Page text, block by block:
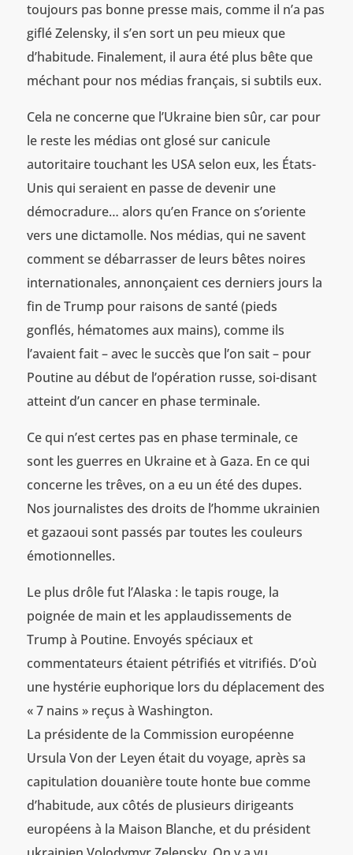
toujours pas bonne presse mais, comme il n’a pas
giflé Zelensky, il s’en sort un peu mieux que
d’habitude. Finalement, il aura été plus bête que
méchant pour nos médias français, si subtils eux.
Cela ne concerne que l’Ukraine bien sûr, car pour
le reste les médias ont glosé sur canicule
autoritaire touchant les USA selon eux, les États-
Unis qui seraient en passe de devenir une
démocradure… alors qu’en France on s’oriente
vers une dictamolle. Nos médias, qui ne savent
comment se débarrasser de leurs bêtes noires
internationales, annonçaient ces derniers jours la
fin de Trump pour raisons de santé (pieds
gonflés, hématomes aux mains), comme ils
l’avaient fait – avec le succès que l’on sait – pour
Poutine au début de l’opération russe, soi-disant
atteint d’un cancer en phase terminale.
Ce qui n’est certes pas en phase terminale, ce
sont les guerres en Ukraine et à Gaza. En ce qui
concerne les trêves, on a eu un été des dupes.
Nos journalistes des droits de l’homme ukrainien
et gazaoui sont passés par toutes les couleurs
émotionnelles.
Le plus drôle fut l’Alaska : le tapis rouge, la
poignée de main et les applaudissements de
Trump à Poutine. Envoyés spéciaux et
commentateurs étaient pétrifiés et vitrifiés. D’où
une hystérie euphorique lors du déplacement des
« 7 nains » reçus à Washington.
La présidente de la Commission européenne
Ursula Von der Leyen était du voyage, après sa
capitulation douanière toute honte bue comme
d’habitude, aux côtés de plusieurs dirigeants
européens à la Maison Blanche, et du président